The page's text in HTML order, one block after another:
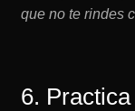
que no te rindes
6. Practica